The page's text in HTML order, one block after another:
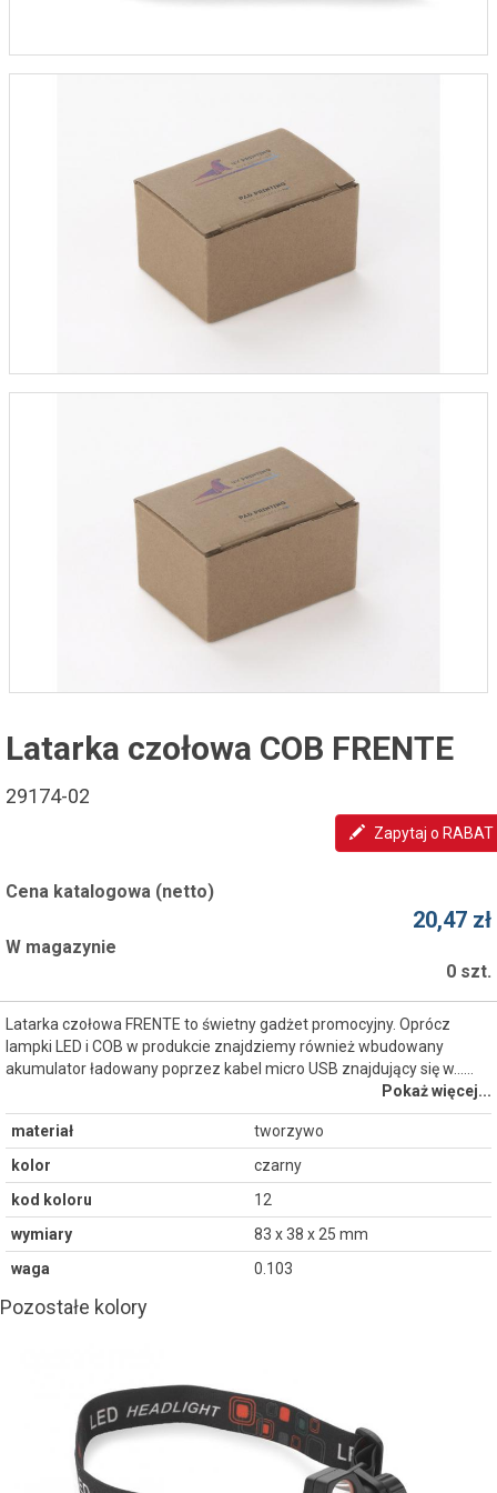
Latarka czołowa COB FRENTE
29174-02
Zapytaj o RABAT
Cena katalogowa (netto)
20,47 zł
W magazynie
0 szt.
Latarka czołowa FRENTE to świetny gadżet promocyjny. Oprócz
lampki LED i COB w produkcie znajdziemy również wbudowany
akumulator ładowany poprzez kabel micro USB znajdujący się w...…
Pokaż więcej...
materiał
tworzywo
kolor
czarny
kod koloru
12
wymiary
83 x 38 x 25 mm
waga
0.103
Pozostałe kolory